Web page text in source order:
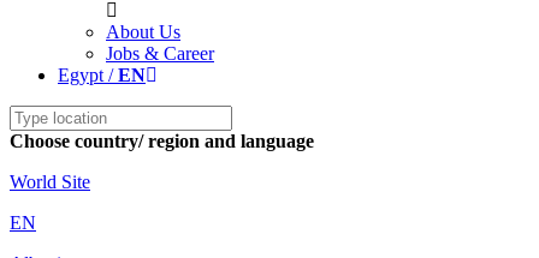
About Us
Jobs & Career
Egypt /EN
Choose country/ region and language
World Site
EN